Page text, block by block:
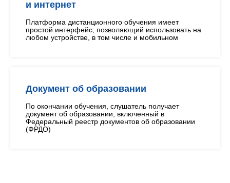
и интернет
Платформа дистанционного обучения имеет
простой интерфейс, позволяющий использовать на
любом устройстве, в том числе и мобильном
Документ об образовании
По окончании обучения, слушатель получает
документ об образовании, включенный в
Федеральный реестр документов об образовании
(ФРДО)